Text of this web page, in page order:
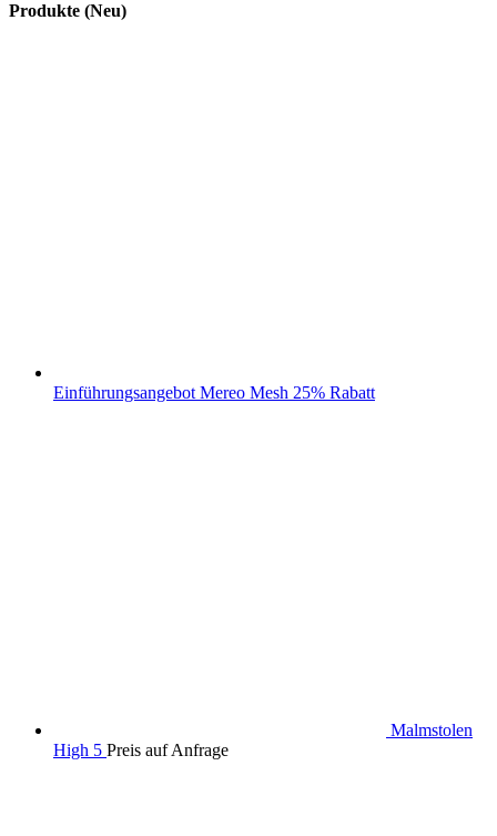
Produkte (Neu)
Einführungsangebot Mereo Mesh 25% Rabatt
Malmstolen
High 5 Preis auf Anfrage